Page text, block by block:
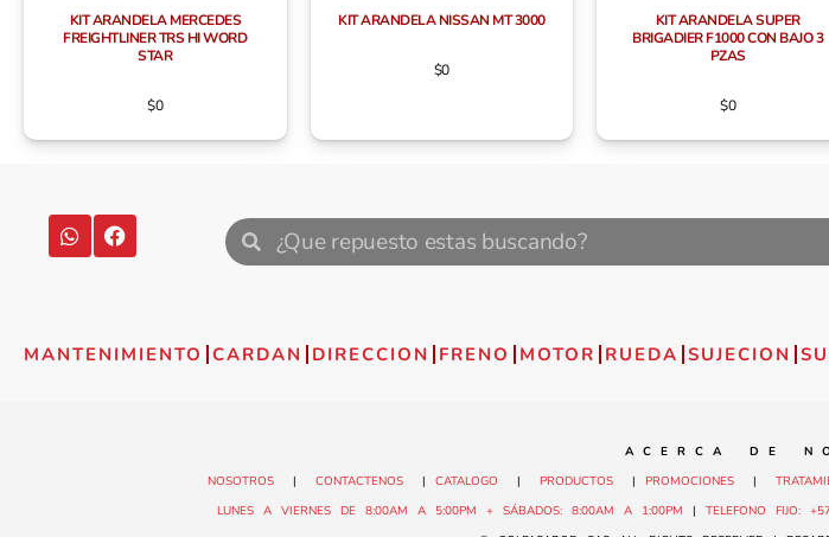
KIT ARANDELA MERCEDES
FREIGHTLINER TRS HI WORD
STAR
$0
KIT ARANDELA NISSAN MT 3000
$0
KIT ARANDELA SUPER
BRIGADIER F1000 CON BAJO 3
PZAS
$0
MANTENIMIENTO CARDAN DIRECCION FRENO MOTOR RUEDA SUJECION
A C E R C A D E N O
NOSOTROS |CONTACTENOS |CATALOGO |PRODUCTOS |PROMOCIONES |
LUNES A VIERNES DE 8:00AM A 5:00PM + SÁBADOS: 8:00AM A 1:00PM |TELEFONO FIJO: